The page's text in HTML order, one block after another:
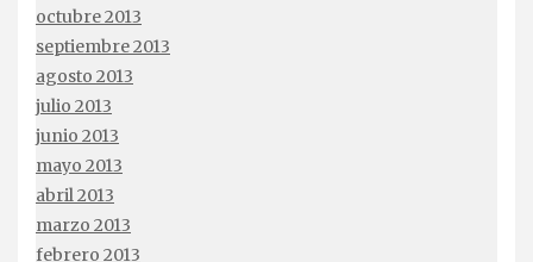
octubre 2013
septiembre 2013
agosto 2013
julio 2013
junio 2013
mayo 2013
abril 2013
marzo 2013
febrero 2013